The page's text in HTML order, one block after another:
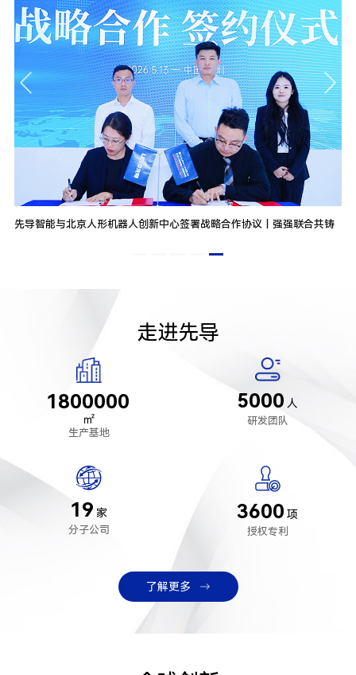
签署战略合作协议丨强强联合共铸 先导智能新品推介，以创新引领全球智
走进先导
1800000
㎡
生产基地
5000 人
研发团队
19 家
分子公司
3600 项
授权专利
了解更多